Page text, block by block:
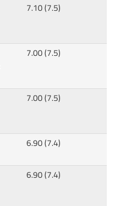
7.10 (7.5)
7.00 (7.5)
7.00 (7.5)
6.90 (7.4)
6.90 (7.4)